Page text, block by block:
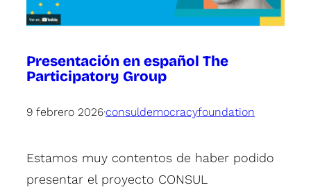
Presentación en español The
Participatory Group
9 febrero 2026·consuldemocracyfoundation
Estamos muy contentos de haber podido
presentar el proyecto CONSUL